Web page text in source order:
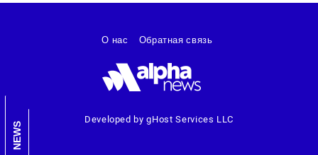
NEWS
Developed by gHost Services LLC
О нас Обратная связь